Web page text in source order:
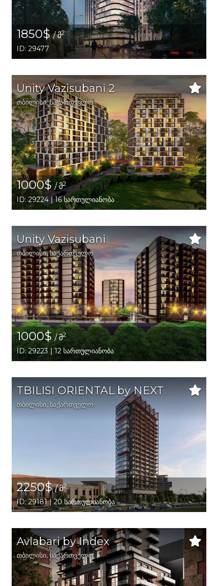
1850$/ მ2
ID: 29477
Unity Vazisubani 2
თბილისი,საქართველო
1000$/ მ2
ID: 29224 | 16 სართულიანობა
Unity Vazisubani
თბილისი,საქართველო
1000$/ მ2
ID: 29223 | 12 სართულიანობა
TBILISI ORIENTAL by NEXT
თბილისი, საქართველო
2250$/ მ2
ID: 29181 | 20 სართულიანობა
Avlabari by Index
თბილისი,საქართველო